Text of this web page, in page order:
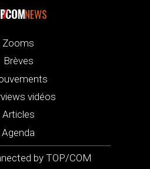
NEWS
Zooms
Brèves
vidéos
Articles
Agenda
by TOP/COM